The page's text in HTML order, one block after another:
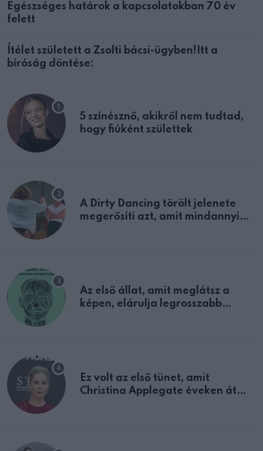
Egészséges határok a kapcsolatokban 70 év
felett
Ítélet született a Zsolti bácsi-ügyben!Itt a
bíróság döntése:
5 színésznő, akikről nem tudtad,
hogy fiúként születtek
A Dirty Dancing törölt jelenete
megerősíti azt, amit mindannyian
Az első állat, amit meglátsz a
képen, elárulja legrosszabb
Ez volt az első tünet, amit
Christina Applegate éveken át